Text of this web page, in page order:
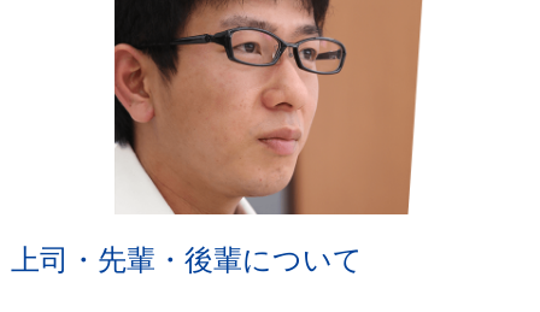
上司・先輩・後輩について